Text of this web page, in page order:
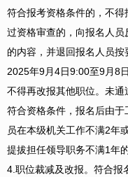
符合报考资格条件的，不
过资格审查的，向报名人
的内容，并退回报名人员按
2025年9月4日9:00至9月8
不得再改报其他职位。未
符合资格条件，报名后由
员在本级机关工作不满2年
提拔担任领导职务不满1年
4.职位裁减及改报。 符合报